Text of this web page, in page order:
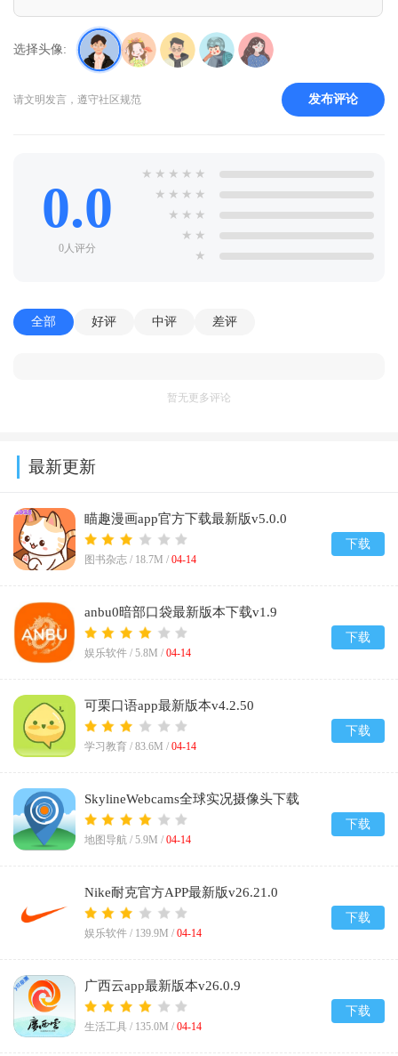
选择头像:
请文明发言，遵守社区规范 发布评论
0.0
0人评分
★ ★ ★ ★ ★
★ ★ ★ ★
★ ★ ★
★ ★
★
全部 好评 中评 差评
暂无更多评论
最新更新
瞄趣漫画app官方下载最新版v5.0.0
图书杂志 / 18.7M / 04-14
下载
anbu0暗部口袋最新版本下载v1.9
娱乐软件 / 5.8M / 04-14
下载
可栗口语app最新版本v4.2.50
学习教育 / 83.6M / 04-14
下载
SkylineWebcams全球实况摄像头下载
v1.0.0
地图导航 / 5.9M / 04-14
下载
Nike耐克官方APP最新版v26.21.0
娱乐软件 / 139.9M / 04-14
下载
广西云app最新版本v26.0.9
生活工具 / 135.0M / 04-14
下载